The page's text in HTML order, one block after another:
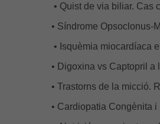
• Quist de via biliar. Cas
• Síndrome Opsoclonus-
• Isquèmia miocardíaca
• Digoxina vs Captopril
• Trastorns de la micció.
• Cardiopatia Congènita